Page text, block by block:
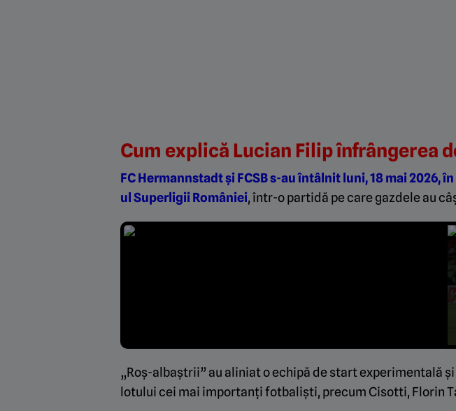
Cum explică Lucian Filip înfrângerea
FC Hermannstadt și FCSB s-au întâlnit luni, 18 mai 2026,
ul Superligii României, într-o partidă pe care gazdele au
„Roș-albaștrii” au aliniat o echipă de start experimentală și
lotului cei mai importanți fotbaliști, precum Cisotti, Florin